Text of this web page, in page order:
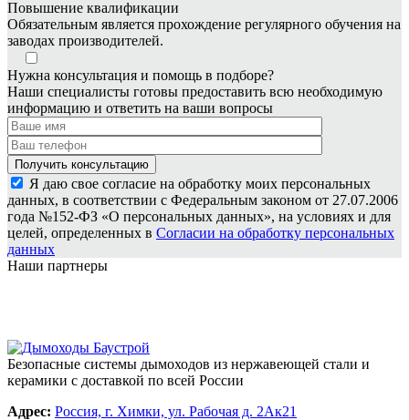
Повышение квалификации
Обязательным является прохождение регулярного обучения на
заводах производителей.
Нужна консультация и помощь в подборе?
Наши специалисты готовы предоставить всю необходимую
информацию и ответить на ваши вопросы
Я даю свое согласие на обработку моих персональных
данных, в соответствии с Федеральным законом от 27.07.2006
года №152-ФЗ «О персональных данных», на условиях и для
целей, определенных в Согласии на обработку персональных
данных
Наши партнеры
Безопасные системы дымоходов из нержавеющей стали и
керамики с доставкой по всей России
Адрес: Россия, г. Химки, ул. Рабочая д. 2Ак21